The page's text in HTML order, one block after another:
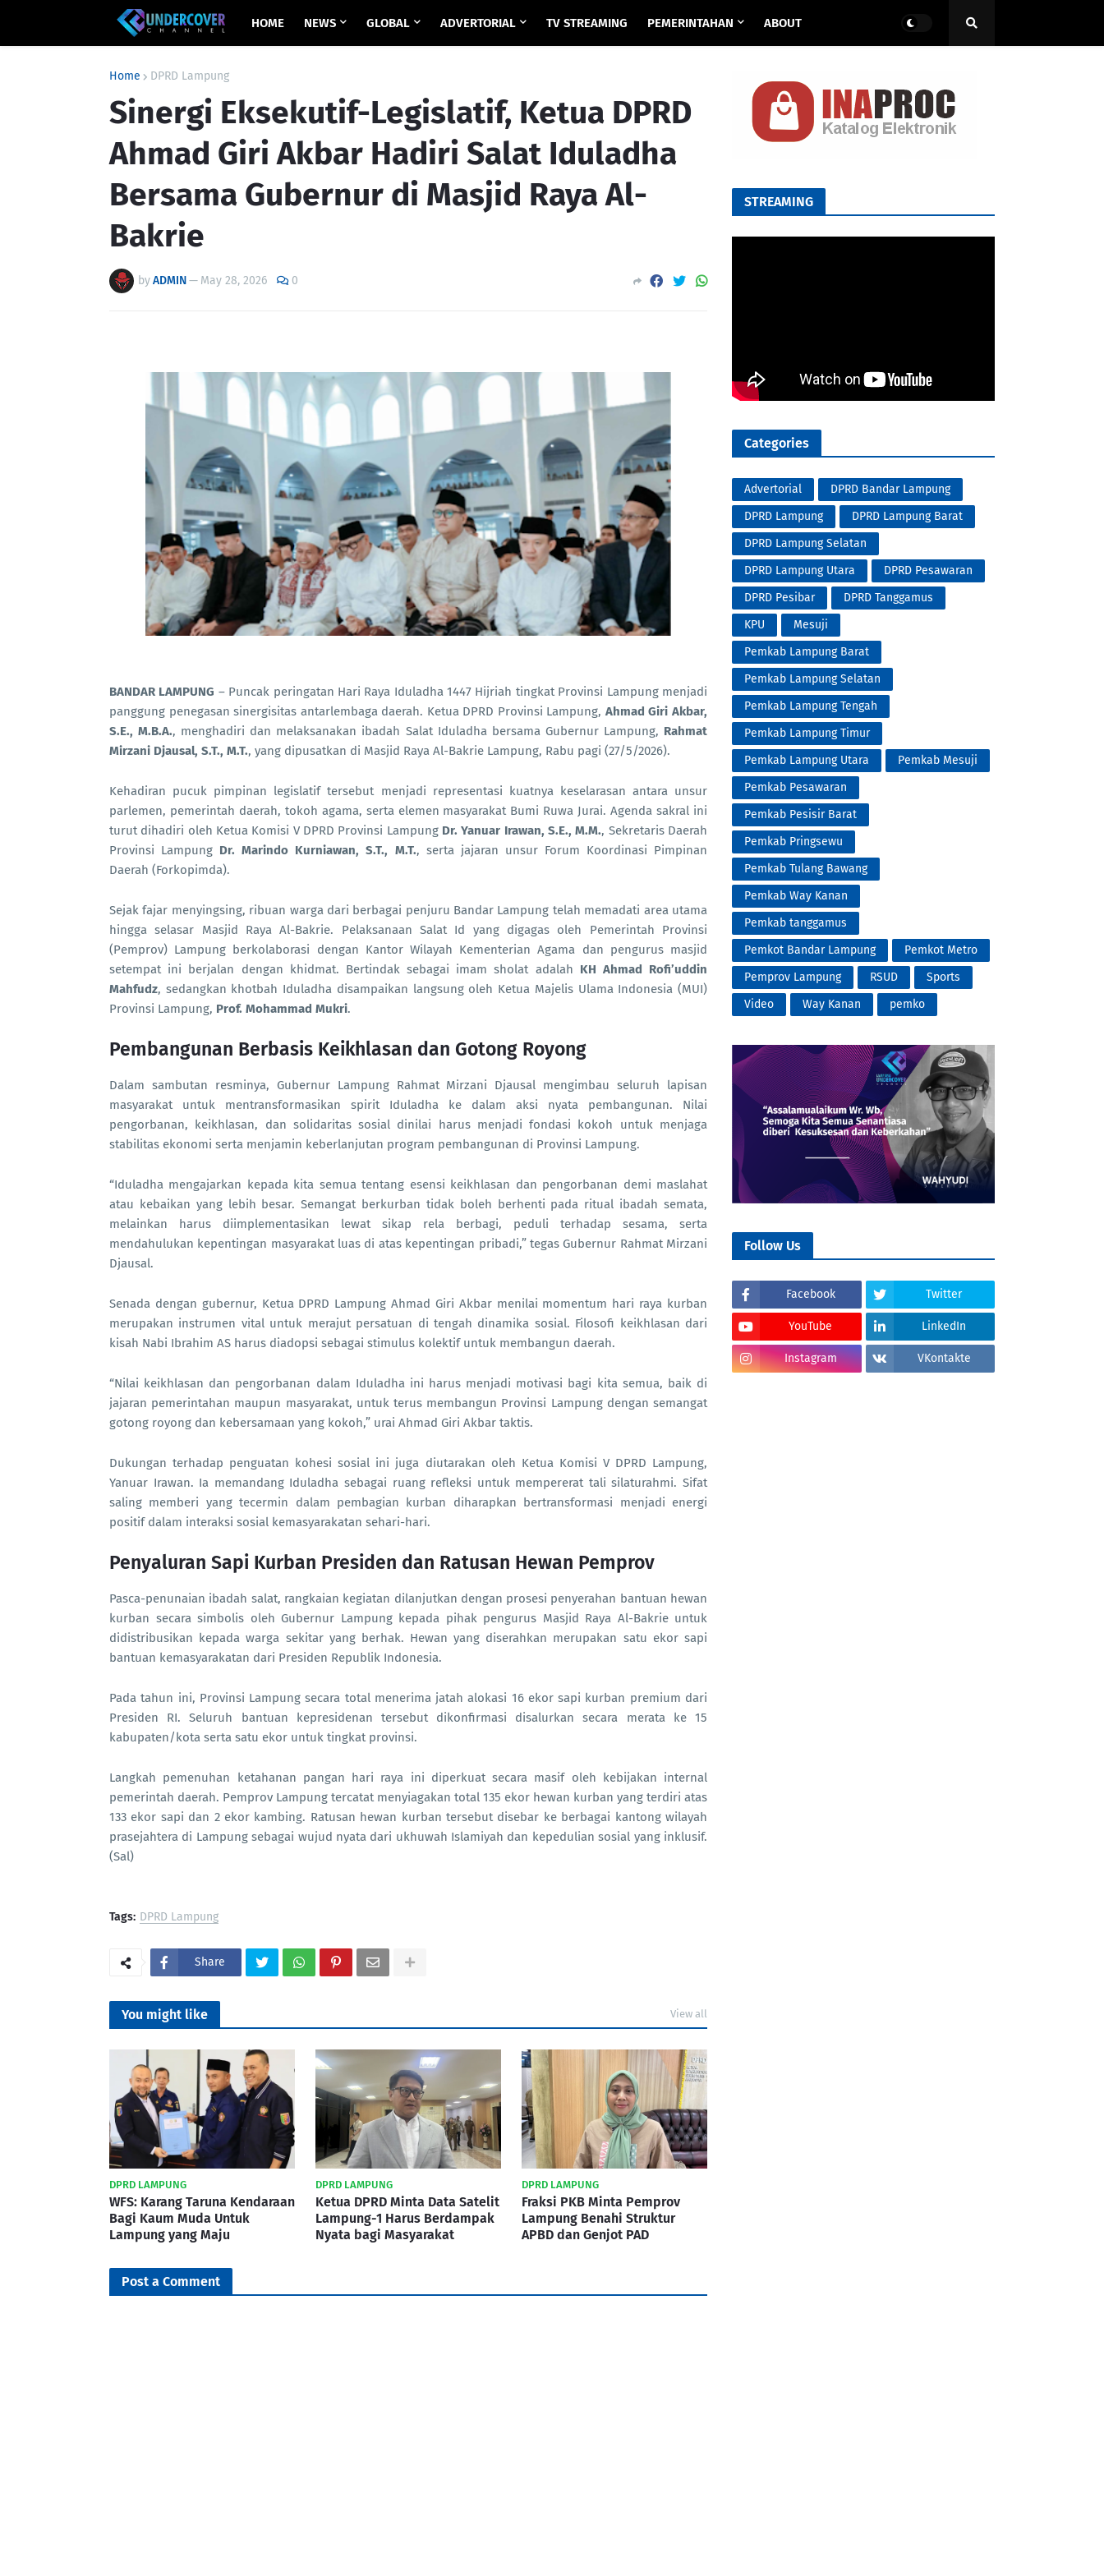
HOME NEWS GLOBAL ADVERTORIAL TV STREAMING PEMERINTAHAN ABOUT
Home DPRD Lampung
Sinergi Eksekutif-Legislatif, Ketua DPRD
Ahmad Giri Akbar Hadiri Salat Iduladha
Bersama Gubernur di Masjid Raya Al-
Bakrie
byADMIN— May 28, 2026 0
BANDAR LAMPUNG – Puncak peringatan Hari Raya Iduladha 1447 Hijriah tingkat Provinsi Lampung menjadi
panggung penegasan sinergisitas antarlembaga daerah. Ketua DPRD Provinsi Lampung, Ahmad Giri Akbar,
S.E., M.B.A., menghadiri dan melaksanakan ibadah Salat Iduladha bersama Gubernur Lampung, Rahmat
Mirzani Djausal, S.T., M.T., yang dipusatkan di Masjid Raya Al-Bakrie Lampung, Rabu pagi (27/5/2026).
Kehadiran pucuk pimpinan legislatif tersebut menjadi representasi kuatnya keselarasan antara unsur
parlemen, pemerintah daerah, tokoh agama, serta elemen masyarakat Bumi Ruwa Jurai. Agenda sakral ini
turut dihadiri oleh Ketua Komisi V DPRD Provinsi Lampung Dr. Yanuar Irawan, S.E., M.M., Sekretaris Daerah
Provinsi Lampung Dr. Marindo Kurniawan, S.T., M.T., serta jajaran unsur Forum Koordinasi Pimpinan
Daerah (Forkopimda).
Sejak fajar menyingsing, ribuan warga dari berbagai penjuru Bandar Lampung telah memadati area utama
hingga selasar Masjid Raya Al-Bakrie. Pelaksanaan Salat Id yang digagas oleh Pemerintah Provinsi
(Pemprov) Lampung berkolaborasi dengan Kantor Wilayah Kementerian Agama dan pengurus masjid
setempat ini berjalan dengan khidmat. Bertindak sebagai imam sholat adalah KH Ahmad Rofi’uddin
Mahfudz, sedangkan khotbah Iduladha disampaikan langsung oleh Ketua Majelis Ulama Indonesia (MUI)
Provinsi Lampung, Prof. Mohammad Mukri.
Pembangunan Berbasis Keikhlasan dan Gotong Royong
Dalam sambutan resminya, Gubernur Lampung Rahmat Mirzani Djausal mengimbau seluruh lapisan
masyarakat untuk mentransformasikan spirit Iduladha ke dalam aksi nyata pembangunan. Nilai
pengorbanan, keikhlasan, dan solidaritas sosial dinilai harus menjadi fondasi kokoh untuk menjaga
stabilitas ekonomi serta menjamin keberlanjutan program pembangunan di Provinsi Lampung.
“Iduladha mengajarkan kepada kita semua tentang esensi keikhlasan dan pengorbanan demi maslahat
atau kebaikan yang lebih besar. Semangat berkurban tidak boleh berhenti pada ritual ibadah semata,
melainkan harus diimplementasikan lewat sikap rela berbagi, peduli terhadap sesama, serta
mendahulukan kepentingan masyarakat luas di atas kepentingan pribadi,” tegas Gubernur Rahmat Mirzani
Djausal.
Senada dengan gubernur, Ketua DPRD Lampung Ahmad Giri Akbar menilai momentum hari raya kurban
merupakan instrumen vital untuk merajut persatuan di tengah dinamika sosial. Filosofi keikhlasan dari
kisah Nabi Ibrahim AS harus diadopsi sebagai stimulus kolektif untuk membangun daerah.
“Nilai keikhlasan dan pengorbanan dalam Iduladha ini harus menjadi motivasi bagi kita semua, baik di
jajaran pemerintahan maupun masyarakat, untuk terus membangun Provinsi Lampung dengan semangat
gotong royong dan kebersamaan yang kokoh,” urai Ahmad Giri Akbar taktis.
Dukungan terhadap penguatan kohesi sosial ini juga diutarakan oleh Ketua Komisi V DPRD Lampung,
Yanuar Irawan. Ia memandang Iduladha sebagai ruang refleksi untuk mempererat tali silaturahmi. Sifat
saling memberi yang tecermin dalam pembagian kurban diharapkan bertransformasi menjadi energi
positif dalam interaksi sosial kemasyarakatan sehari-hari.
Penyaluran Sapi Kurban Presiden dan Ratusan Hewan Pemprov
Pasca-penunaian ibadah salat, rangkaian kegiatan dilanjutkan dengan prosesi penyerahan bantuan hewan
kurban secara simbolis oleh Gubernur Lampung kepada pihak pengurus Masjid Raya Al-Bakrie untuk
didistribusikan kepada warga sekitar yang berhak. Hewan yang diserahkan merupakan satu ekor sapi
bantuan kemasyarakatan dari Presiden Republik Indonesia.
Pada tahun ini, Provinsi Lampung secara total menerima jatah alokasi 16 ekor sapi kurban premium dari
Presiden RI. Seluruh bantuan kepresidenan tersebut dikonfirmasi disalurkan secara merata ke 15
kabupaten/kota serta satu ekor untuk tingkat provinsi.
Langkah pemenuhan ketahanan pangan hari raya ini diperkuat secara masif oleh kebijakan internal
pemerintah daerah. Pemprov Lampung tercatat menyiagakan total 135 ekor hewan kurban yang terdiri atas
133 ekor sapi dan 2 ekor kambing. Ratusan hewan kurban tersebut disebar ke berbagai kantong wilayah
prasejahtera di Lampung sebagai wujud nyata dari ukhuwah Islamiyah dan kepedulian sosial yang inklusif.
(Sal)
Tags: DPRD Lampung
Share
You might like View all
DPRD LAMPUNG
WFS: Karang Taruna Kendaraan
Bagi Kaum Muda Untuk
Lampung yang Maju
DPRD LAMPUNG
Ketua DPRD Minta Data Satelit
Lampung-1 Harus Berdampak
Nyata bagi Masyarakat
DPRD LAMPUNG
Fraksi PKB Minta Pemprov
Lampung Benahi Struktur
APBD dan Genjot PAD
Post a Comment
STREAMING
Categories
Advertorial
DPRD Bandar Lampung
DPRD Lampung
DPRD Lampung Barat
DPRD Lampung Selatan
DPRD Lampung Utara
DPRD Pesawaran
DPRD Pesibar
DPRD Tanggamus
KPU
Mesuji
Pemkab Lampung Barat
Pemkab Lampung Selatan
Pemkab Lampung Tengah
Pemkab Lampung Timur
Pemkab Lampung Utara
Pemkab Mesuji
Pemkab Pesawaran
Pemkab Pesisir Barat
Pemkab Pringsewu
Pemkab Tulang Bawang
Pemkab Way Kanan
Pemkab tanggamus
Pemkot Bandar Lampung
Pemkot Metro
Pemprov Lampung
RSUD
Sports
Video
Way Kanan pemko
Follow Us
Facebook Twitter
YouTube LinkedIn
Instagram VKontakte